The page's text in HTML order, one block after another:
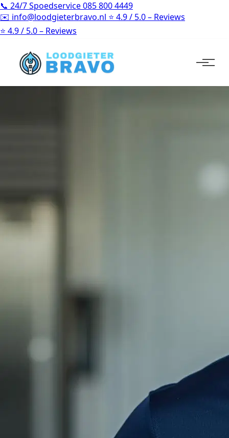
📞 24/7 Spoedservice085 800 4449
✉️ info@loodgieterbravo.nl ⭐ 4.9 / 5.0 – Reviews
⭐ 4.9 / 5.0 – Reviews